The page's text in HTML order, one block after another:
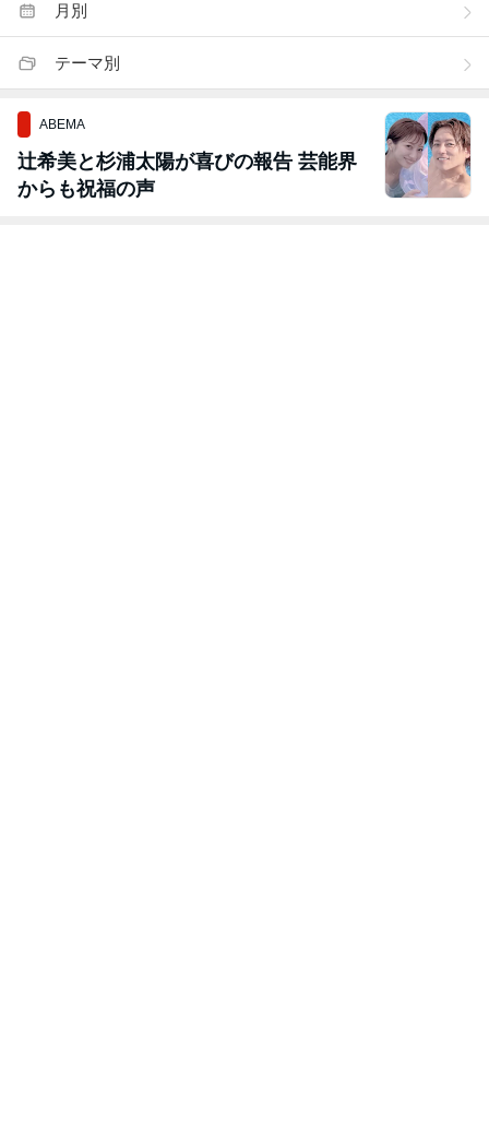
月別
テーマ別
ABEMA
辻希美と杉浦太陽が喜びの報告 芸能界
からも祝福の声